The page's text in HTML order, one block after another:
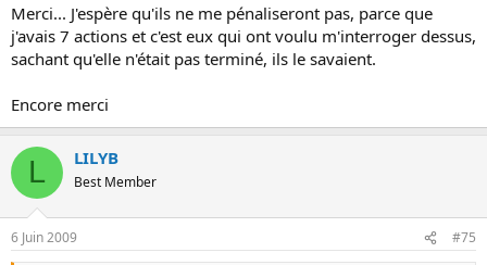
Merci... J'espère qu'ils ne me pénaliseront pas, parce que
j'avais 7 actions et c'est eux qui ont voulu m'interroger dessus,
sachant qu'elle n'était pas terminé, ils le savaient.
Encore merci
L LILYB
Best Member
6 Juin 2009 #75